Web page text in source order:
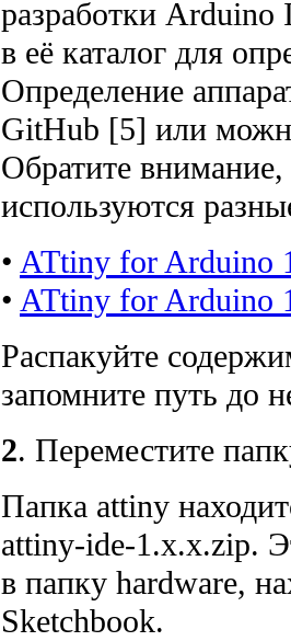
разработки Arduino
в её каталог для
Определение
GitHub [5] или
Обратите
используются
• ATtiny for Arduino
• ATtiny for Arduino
Распакуйте
запомните путь до
2. Переместите
Папка attiny
attiny-ide-1.x.x.zip.
в папку hardware,
Sketchbook.